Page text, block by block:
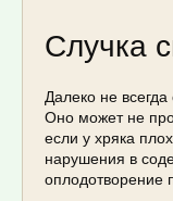
Случка
Далеко не
Оно может не
если у хряка
нарушения в
оплодотворение